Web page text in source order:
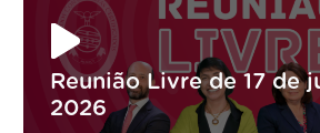
Reunião Livre de 17 de
2026